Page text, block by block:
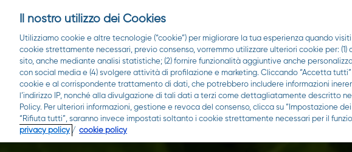
Scopri
Il nostro utilizzo dei Cookies
Utilizziamo cookie e altre tecnologie (“cookie”) per migliorare la tua esperienza quando
cookie strettamente necessari, previo consenso, vorremmo utilizzare ulteriori cookie per: (1)
sito, anche mediante analisi statistiche; (2) fornire funzionalità aggiuntive anche
con social media e (4) svolgere attività di profilazione e marketing. Cliccando “Accetta
cookie e al corrispondente trattamento di dati, che potrebbero includere informazioni
l’indirizzo IP, nonché alla divulgazione di tali dati a terzi come dettagliatamente descritto
Policy. Per ulteriori informazioni, gestione e revoca del consenso, clicca su “Impostazione
“Rifiuta tutti”, saranno invece impostati soltanto i cookie strettamente necessari per il
privacy policy / cookie policy